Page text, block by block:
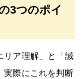
3つのポイ
リア理解」と「誠
実際にこれを判断